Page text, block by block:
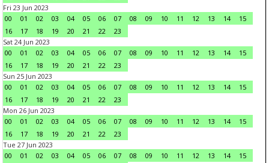
Fri 23 Jun 2023
00
01 02 03 04 05 06 07 08 09 10 11 12 13 14
15
16
17 18 19 20 21 22
23
Sat 24 Jun 2023
00
01 02 03 04 05 06 07 08 09 10 11 12 13 14
15
16
17 18 19 20 21 22
23
Sun 25 Jun 2023
00
01 02 03 04 05 06 07 08 09 10 11 12 13 14
15
16
17 18 19 20 21 22
23
Mon 26 Jun 2023
00
01 02 03 04 05 06 07 08 09 10 11 12 13 14
15
16
17 18 19 20 21 22
23
Tue 27 Jun 2023
00
01 02 03 04 05 06 07 08 09 10 11 12 13 14
15